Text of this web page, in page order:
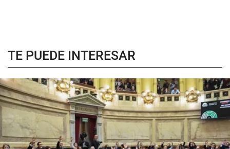
TE PUEDE INTERESAR